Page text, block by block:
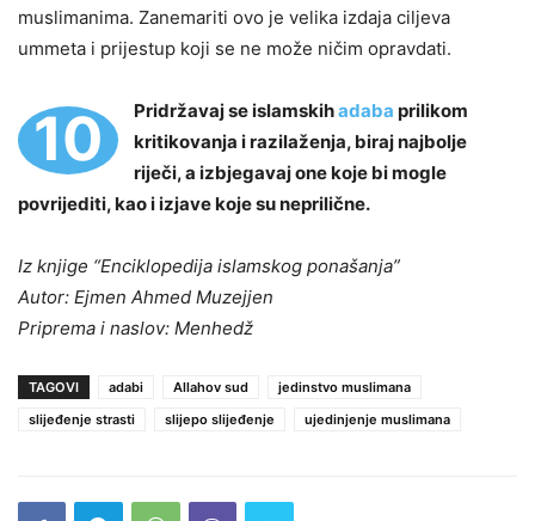
muslimanima. Zanemariti ovo je velika izdaja ciljeva
ummeta i prijestup koji se ne može ničim opravdati.
10 Pridržavaj se islamskihadaba prilikom
kritikovanja i razilaženja, biraj najbolje
riječi, a izbjegavaj one koje bi mogle
povrijediti, kao i izjave koje su neprilične.
Iz knjige “Enciklopedija islamskog ponašanja”
Autor: Ejmen Ahmed Muzejjen
Priprema i naslov: Menhedž
TAGOVI adabi Allahov sud
jedinstvo muslimana
slijeđenje strasti
slijepo slijeđenje ujedinjenje muslimana